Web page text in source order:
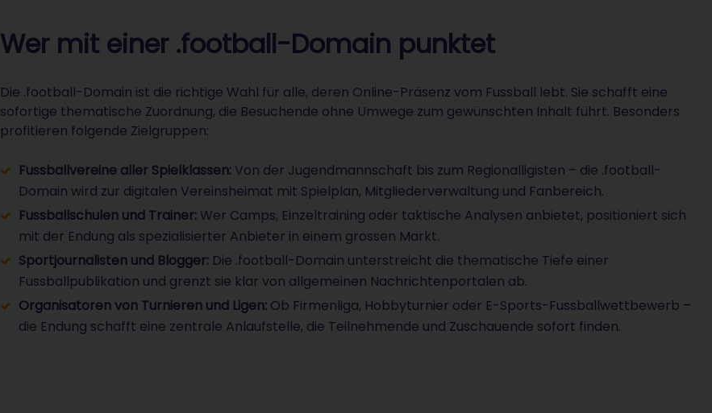
Wer mit einer .football-Domain punktet
Die .football-Domain ist die richtige Wahl für alle, deren Online-Präsenz vom Fussball lebt. Sie schafft eine
sofortige thematische Zuordnung, die Besuchende ohne Umwege zum gewünschten Inhalt führt. Besonders
profitieren folgende Zielgruppen:
Fussballvereine aller Spielklassen:Von der Jugendmannschaft bis zum Regionalligisten – die .football-
Domain wird zur digitalen Vereinsheimat mit Spielplan, Mitgliederverwaltung und Fanbereich.
Fussballschulen und Trainer:Wer Camps, Einzeltraining oder taktische Analysen anbietet, positioniert sich
mit der Endung als spezialisierter Anbieter in einem grossen Markt.
Sportjournalisten und Blogger:Die .football-Domain unterstreicht die thematische Tiefe einer
Fussballpublikation und grenzt sie klar von allgemeinen Nachrichtenportalen ab.
Organisatoren von Turnieren und Ligen:Ob Firmenliga, Hobbyturnier oder E-Sports-Fussballwettbewerb –
die Endung schafft eine zentrale Anlaufstelle, die Teilnehmende und Zuschauende sofort finden.